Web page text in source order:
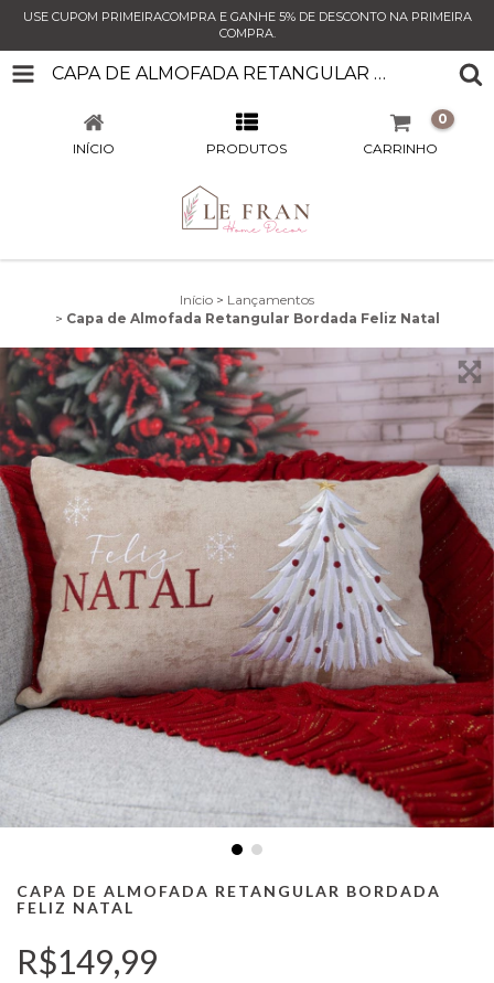
USE CUPOM PRIMEIRACOMPRA E GANHE 5% DE DESCONTO NA PRIMEIRA
COMPRA.
CAPA DE ALMOFADA RETANGULAR BORDADA FELIZ NATAL
INÍCIO PRODUTOS CARRINHO
0
Início > Lançamentos
> Capa de Almofada Retangular Bordada Feliz Natal
CAPA DE ALMOFADA RETANGULAR BORDADA
FELIZ NATAL
R$149,99